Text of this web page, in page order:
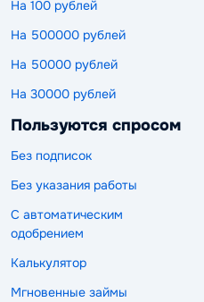
На 100 рублей
На 500000 рублей
На 50000 рублей
На 30000 рублей
Пользуются спросом
Без подписок
Без указания работы
С автоматическим
одобрением
Калькулятор
Мгновенные займы